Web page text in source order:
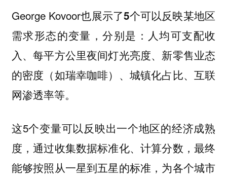
George Kovoor也展示了5个可以反映某地区
需求形态的变量 ，分别是：人均可支配收
入、每平方公里夜间灯光亮度、新零售业态
的密度（如瑞幸咖啡）、城镇化占比、互联
网渗透率等。
这5个变量可以反映出一个地区的经济成熟
度，通过收集数据标准化、计算分数，最终
能够按照从一星到五星的标准，为各个城市